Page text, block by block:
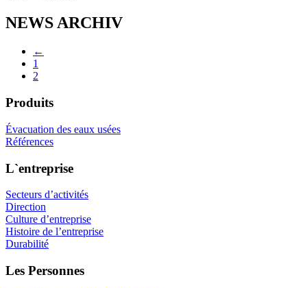
NEWS ARCHIV
←
1
2
Produits
Évacuation des eaux usées
Références
L`entreprise
Secteurs d’activités
Direction
Culture d’entreprise
Histoire de l’entreprise
Durabilité
Les Personnes